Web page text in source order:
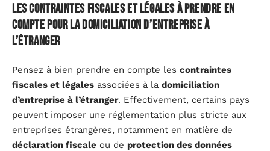
Les contraintes fiscales et légales à prendre en
compte pour la domiciliation d’entreprise à
l’étranger
Pensez à bien prendre en compte les contraintes
fiscales et légales associées à la domiciliation
d’entreprise à l’étranger. Effectivement, certains pays
peuvent imposer une réglementation plus stricte aux
entreprises étrangères, notamment en matière de
déclaration fiscale ou de protection des données